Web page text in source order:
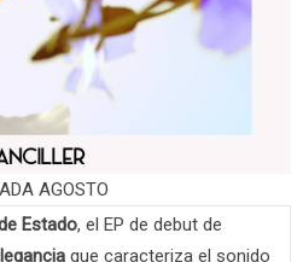
AGOSTO
Estado, el EP de debut de
que caracteriza el sonido